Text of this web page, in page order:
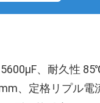
5600µF、耐久性
、定格リプル電